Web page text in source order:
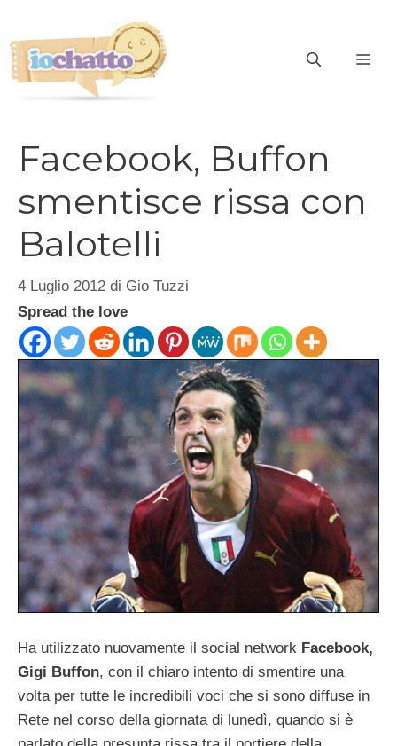
contenuto
Facebook, Buffon
smentisce rissa con
Balotelli
4 Luglio 2012 di Gio Tuzzi
Spread the love
Ha utilizzato nuovamente il social network Facebook,
Gigi Buffon, con il chiaro intento di smentire una
volta per tutte le incredibili voci che si sono diffuse in
Rete nel corso della giornata di lunedì, quando si è